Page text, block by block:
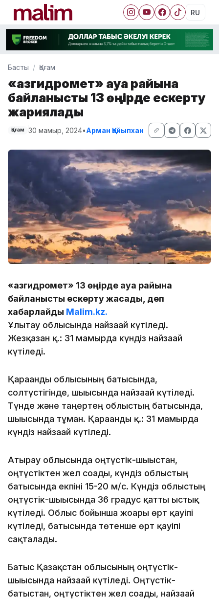
RU
Басты Қоғам
«Қазгидромет» ауа райына
байланысты 13 өңірде ескерту
жариялады
Қоғам 30 мамыр, 2024•Арман Қайыпхан
«Қазгидромет» 13 өңірде ауа райына
байланысты ескерту жасады, деп
хабарлайды Malim.kz.
Ұлытау облысында найзағай күтіледі.
Жезқазған қ.: 31 мамырда күндіз найзағай
күтіледі.
Қарағанды облысының батысында,
солтүстігінде, шығысында найзағай күтіледі.
Түнде және таңертең облыстың батысында,
шығысында тұман. Қарағанды қ.: 31 мамырда
күндіз найзағай күтіледі.
Атырау облысында оңтүстік-шығыстан,
оңтүстіктен жел соғады, күндіз облыстың
батысында екпіні 15-20 м/с. Күндіз облыстың
оңтүстік-шығысында 36 градус қатты ыстық
күтіледі. Облыс бойынша жоғары өрт қауіпі
күтіледі, батысында төтенше өрт қауіпі
сақталады.
Батыс Қазақстан облысының оңтүстік-
шығысында найзағай күтіледі. Оңтүстік-
батыстан, оңтүстіктен жел соғады, найзағай